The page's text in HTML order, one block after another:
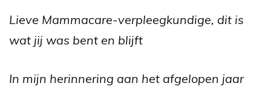
Lieve Mammacare-verpleegkundige, dit is
wat jij was bent en blijft
In mijn herinnering aan het afgelopen jaar